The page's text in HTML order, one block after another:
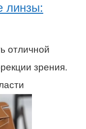
линзы:
отличной
зрения.